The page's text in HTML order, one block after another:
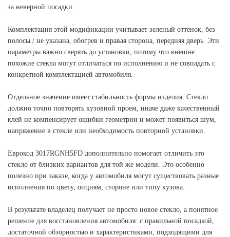
за неверной посадки.
Комплектация этой модификации учитывает зеленый оттенок, без
полосы / не указана, обогрев и правая сторона, передняя дверь. Эти
параметры важно сверять до установки, потому что внешне
похожие стекла могут отличаться по исполнению и не совпадать с
конкретной комплектацией автомобиля.
Отдельное значение имеет стабильность формы изделия. Стекло
должно точно повторять кузовной проем, иначе даже качественный
клей не компенсирует ошибки геометрии и может появиться шум,
напряжение в стекле или необходимость повторной установки.
Еврокод 3017RGNH5FD дополнительно помогает отличить это
стекло от близких вариантов для той же модели. Это особенно
полезно при заказе, когда у автомобиля могут существовать разные
исполнения по цвету, опциям, стороне или типу кузова.
В результате владелец получает не просто новое стекло, а понятное
решение для восстановления автомобиля: с правильной посадкой,
достаточной обзорностью и характеристиками, подходящими для